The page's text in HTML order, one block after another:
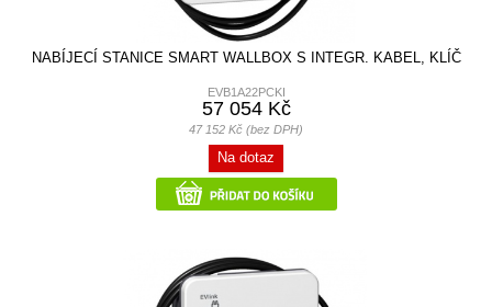
NABÍJECÍ STANICE SMART WALLBOX S INTEGR. KABEL, KLÍČ
EVB1A22PCKI
57 054 Kč
47 152 Kč (bez DPH)
Na dotaz